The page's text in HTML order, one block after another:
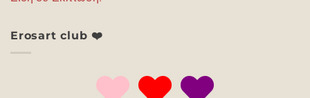
Erosart club ❤️